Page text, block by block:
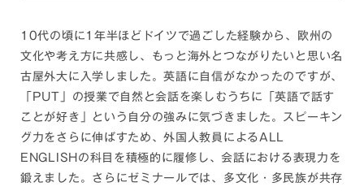
10代の頃に1年半ほどドイツで過ごした経験から、欧州の
文化や考え方に共感し、もっと海外とつながりたいと思い名
古屋外大に入学しました。英語に自信がなかったのですが、
「PUT」の授業で自然と会話を楽しむうちに「英語で話す
ことが好き」という自分の強みに気づきました。スピーキン
グ力をさらに伸ばすため、外国人教員によるALL
ENGLISHの科目を積極的に履修し、会話における表現力を
鍛えました。さらにゼミナールでは、多文化・多民族が共存